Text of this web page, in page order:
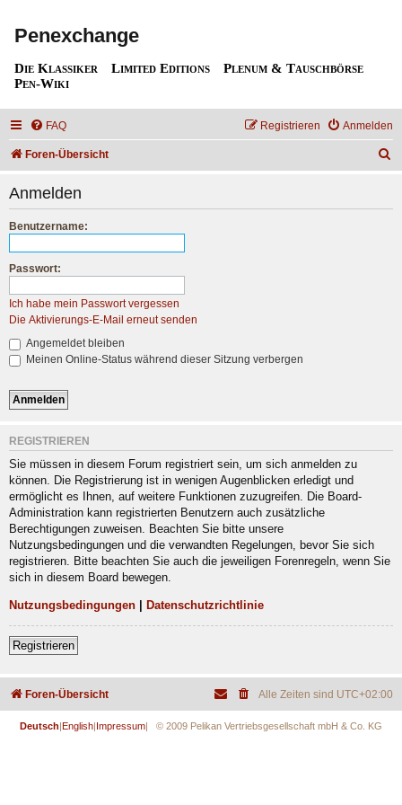
Penexchange
Die Klassiker Limited Editions
Plenum & Tauschbörse
Pen-Wiki
FAQ Anmelden
Registrieren
Foren-Übersicht
Anmelden
Benutzername:
Passwort:
Ich habe mein Passwort vergessen
Die Aktivierungs-E-Mail erneut senden
Angemeldet bleiben
Meinen Online-Status während dieser Sitzung verbergen
REGISTRIEREN
Sie müssen in diesem Forum registriert sein, um sich anmelden zu
können. Die Registrierung ist in wenigen Augenblicken erledigt und
ermöglicht es Ihnen, auf weitere Funktionen zuzugreifen. Die Board-
Administration kann registrierten Benutzern auch zusätzliche
Berechtigungen zuweisen. Beachten Sie bitte unsere
Nutzungsbedingungen und die verwandten Regelungen, bevor Sie sich
registrieren. Bitte beachten Sie auch die jeweiligen Forenregeln, wenn Sie
sich in diesem Board bewegen.
Nutzungsbedingungen Datenschutzrichtlinie
Registrieren
Foren-Übersicht Alle Zeiten sind UTC+02:00
Deutsch English Impressum | © 2009 Pelikan Vertriebsgesellschaft mbH & Co. KG